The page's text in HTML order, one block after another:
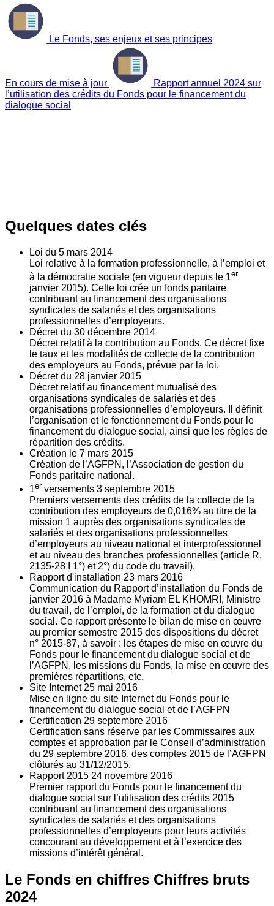
Le Fonds, ses enjeux et ses principes
En cours de mise à jour
Rapport annuel 2024 sur
l’utilisation des crédits du Fonds pour le financement du
dialogue social
Quelques dates clés
Loi du 5 mars 2014
Loi relative à la formation professionnelle, à l’emploi et
à la démocratie sociale (en vigueur depuis le 1er
janvier 2015). Cette loi crée un fonds paritaire
contribuant au financement des organisations
syndicales de salariés et des organisations
professionnelles d’employeurs.
Décret du 30 décembre 2014
Décret relatif à la contribution au Fonds. Ce décret fixe
le taux et les modalités de collecte de la contribution
des employeurs au Fonds, prévue par la loi.
Décret du 28 janvier 2015
Décret relatif au financement mutualisé des
organisations syndicales de salariés et des
organisations professionnelles d’employeurs. Il définit
l’organisation et le fonctionnement du Fonds pour le
financement du dialogue social, ainsi que les règles de
répartition des crédits.
Création le 7 mars 2015
Création de l’AGFPN, l’Association de gestion du
Fonds paritaire national.
1er versements 3 septembre 2015
Premiers versements des crédits de la collecte de la
contribution des employeurs de 0,016% au titre de la
mission 1 auprès des organisations syndicales de
salariés et des organisations professionnelles
d’employeurs au niveau national et interprofessionnel
et au niveau des branches professionnelles (article R.
2135‐28 I 1°) et 2°) du code du travail).
Rapport d'installation 23 mars 2016
Communication du Rapport d’installation du Fonds de
janvier 2016 à Madame Myriam EL KHOMRI, Ministre
du travail, de l’emploi, de la formation et du dialogue
social. Ce rapport présente le bilan de mise en œuvre
au premier semestre 2015 des dispositions du décret
n° 2015-87, à savoir : les étapes de mise en œuvre du
Fonds pour le financement du dialogue social et de
l’AGFPN, les missions du Fonds, la mise en œuvre des
premières répartitions, etc.
Site Internet 25 mai 2016
Mise en ligne du site Internet du Fonds pour le
financement du dialogue social et de l’AGFPN
Certification 29 septembre 2016
Certification sans réserve par les Commissaires aux
comptes et approbation par le Conseil d’administration
du 29 septembre 2016, des comptes 2015 de l’AGFPN
clôturés au 31/12/2015.
Rapport 2015 24 novembre 2016
Premier rapport du Fonds pour le financement du
dialogue social sur l’utilisation des crédits 2015
contribuant au financement des organisations
syndicales de salariés et des organisations
professionnelles d’employeurs pour leurs activités
concourant au développement et à l’exercice des
missions d’intérêt général.
Le Fonds en chiffres Chiffres bruts
2024